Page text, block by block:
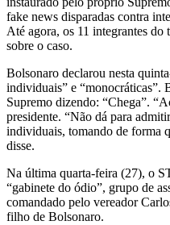
fake news disparadas contra
Até agora, os 11 integrantes do
sobre o caso.
Bolsonaro declarou nesta
individuais” e “monocráticas”.
Supremo dizendo: “Chega”.
presidente. “Não dá para
individuais, tomando de forma
disse.
Na última quarta-feira (27), o
“gabinete do ódio”, grupo de
comandado pelo vereador
filho de Bolsonaro.